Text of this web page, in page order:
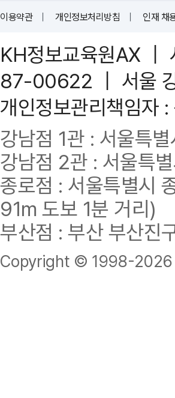
이용약관 개인정보처리방침 인재 채
KH정보교육원AX
87-00622 ｜ 서울
개인정보관리책임자 :
강남점 1관 : 서울특
강남점 2관 : 서울특
종로점 : 서울특별시
91m 도보 1분 거리)
부산점 : 부산 부산진
Copyright © 1998-